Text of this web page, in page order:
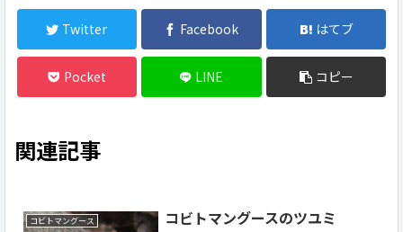
Twitter Facebook はてブ
Pocket LINE コピー
関連記事
コビトマングース コビトマングースのツユミ